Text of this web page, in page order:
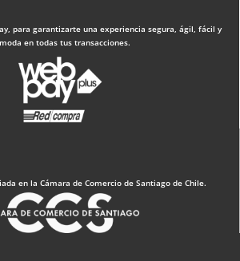
para garantizarte una experiencia segura, ágil, fácil y
en todas tus transacciones.
en la Cámara de Comercio de Santiago de Chile.